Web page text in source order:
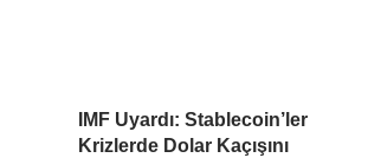
IMF Uyardı: Stablecoin’ler
Krizlerde Dolar Kaçışını